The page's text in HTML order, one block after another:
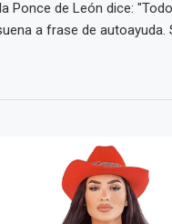
Ponce de León dice:
a frase de autoayuda.